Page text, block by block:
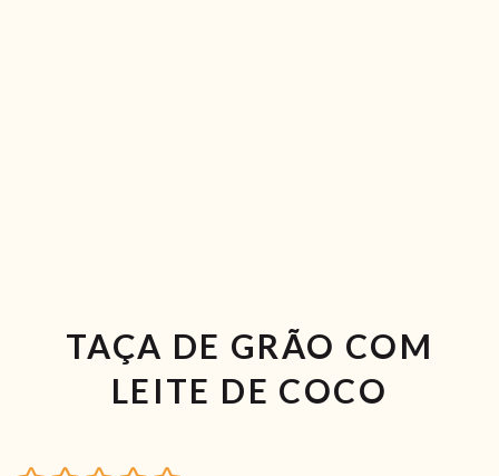
TAÇA DE GRÃO COM
LEITE DE COCO